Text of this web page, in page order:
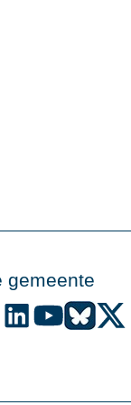
gemeente
gemeente Alphen
Volg de gemeente
Volg deVolg deVolg